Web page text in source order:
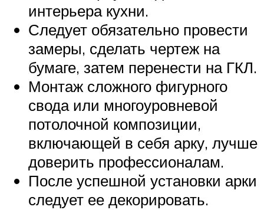
интерьера кухни.
Следует обязательно провести
замеры, сделать чертеж на
бумаге, затем перенести на ГКЛ.
Монтаж сложного фигурного
свода или многоуровневой
потолочной композиции,
включающей в себя арку, лучше
доверить профессионалам.
После успешной установки арки
следует ее декорировать.